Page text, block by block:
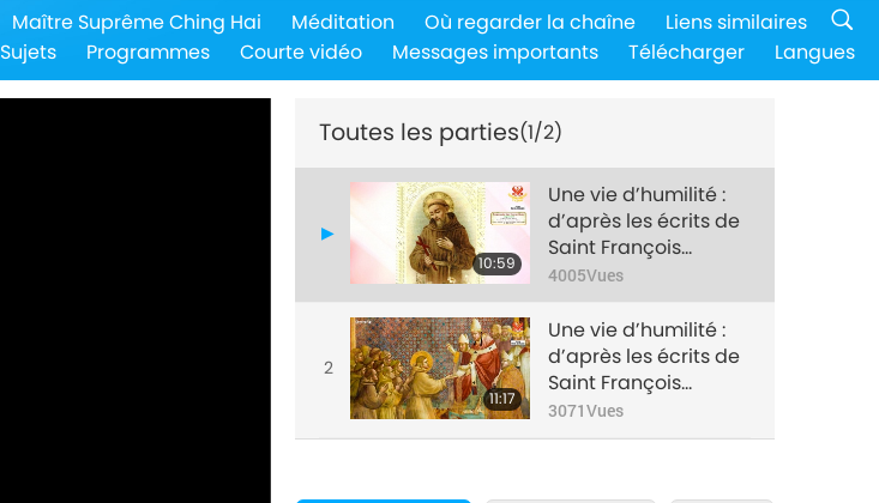
Maître Suprême Ching Hai Méditation Où regarder la chaîne
Liens similaires
Sujets
Programmes Courte vidéo Messages importants Télécharger Langues
Toutes les parties(1/2)
10:59
Une vie d’humilité :
d’après les écrits de
Saint François
d’Assise
(végétarien), partie
1/2
4005Vues
2
11:17
Une vie d’humilité :
d’après les écrits de
Saint François
d’Assise
(végétarien), partie
3071Vues